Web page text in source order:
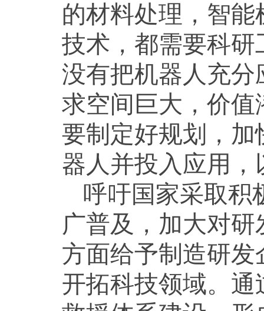
的材料处理，智
技术，都需要科
没有把机器人充
求空间巨大，价
要制定好规划，
器人并投入应用
呼吁国家采取积
广普及，加大对
方面给予制造研
开拓科技领域。